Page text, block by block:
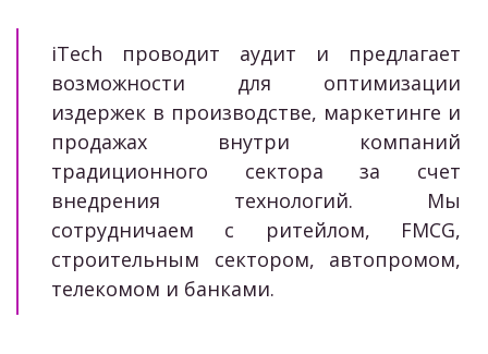
iTech проводит аудит и предлагает
возможности для оптимизации
издержек в производстве, маркетинге и
продажах внутри компаний
традиционного сектора за счет
внедрения технологий. Мы
сотрудничаем с ритейлом, FMCG,
строительным сектором, автопромом,
телекомом и банками.